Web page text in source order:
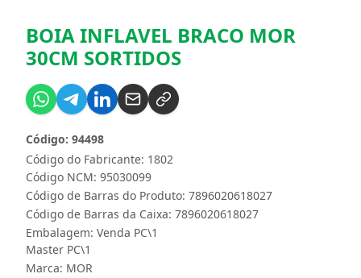
BOIA INFLAVEL BRACO MOR
30CM SORTIDOS
Código do Fabricante: 1802
Código: 94498
Código NCM: 95030099
Código de Barras do Produto: 7896020618027
Código de Barras da Caixa: 7896020618027
Embalagem: Venda PC\1
Master PC\1
Marca: MOR